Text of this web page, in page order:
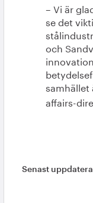
– Vi är
se det
och
samhället
affairs-
Senast